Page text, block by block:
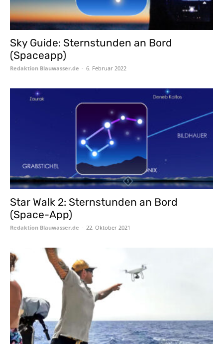
Sky Guide: Sternstunden an Bord
(Spaceapp)
Redaktion Blauwasser.de - 6. Februar 2022
Star Walk 2: Sternstunden an Bord
(Space-App)
Redaktion Blauwasser.de - 22. Oktober 2021